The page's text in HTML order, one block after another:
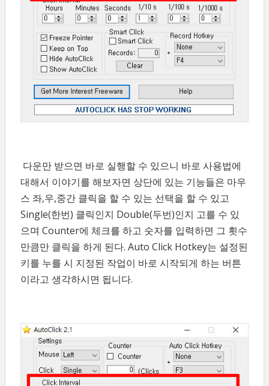
다운만 받으면 바로 실행할 수 있으니 바로 사용법에
대해서 이야기를 해보자면 상단에 있는 기능들은 마우
스 좌,우,중간 클릭을 할 수 있는 선택을 할 수 있고
Single(한번) 클릭인지 Double(두번)인지 고를 수 있
으며 Counter에 체크를 하고 숫자를 입력하면 그 횟수
만큼만 클릭을 하게 된다. Auto Click Hotkey는 설정된
키를 누를 시 지정된 작업이 바로 시작되게 하는 버튼
이라고 생각하시면 됩니다.